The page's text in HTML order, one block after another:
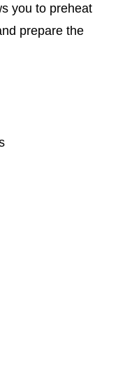
you to preheat
prepare the